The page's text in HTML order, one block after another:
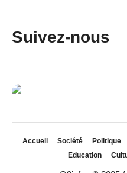
Suivez-nous
Accueil Société Politique
Education